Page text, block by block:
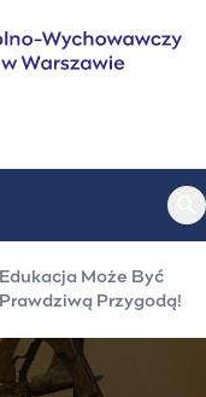
Edukacja Może Być
Prawdziwą Przygodą!